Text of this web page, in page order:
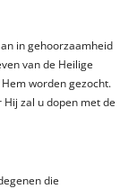
in gehoorzaamheid
van de Heilige
worden gezocht.
Hij zal u dopen met de
die